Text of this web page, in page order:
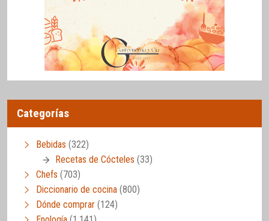
Categorías
Bebidas (322)
Recetas de Cócteles (33)
Chefs (703)
Diccionario de cocina (800)
Dónde comprar (124)